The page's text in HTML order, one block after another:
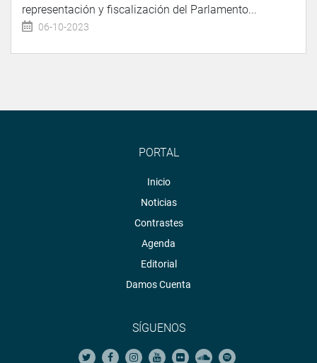
representación y fiscalización del Parlamento...
06-10-2023
PORTAL
Inicio
Noticias
Contrastes
Agenda
Editorial
Damos Cuenta
SÍGUENOS